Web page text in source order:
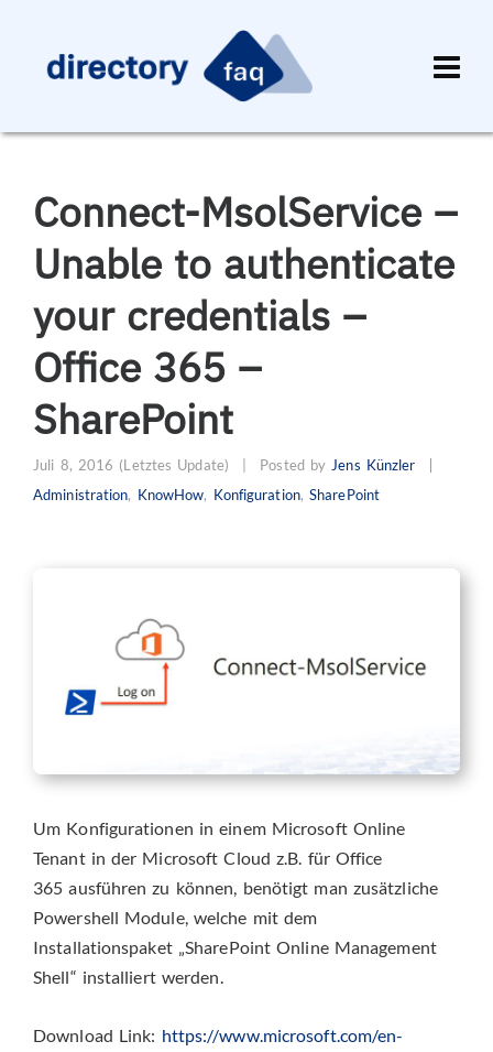
Connect-MsolService –
Unable to authenticate
your credentials –
Office 365 –
SharePoint
Juli 8, 2016 (Letztes Update) Posted by Jens Künzler
Administration, KnowHow, Konfiguration,SharePoint
Um Konfigurationen in einem Microsoft Online
Tenant in der Microsoft Cloud z.B. für Office
365 ausführen zu können, benötigt man zusätzliche
Powershell Module, welche mit dem
Installationspaket „SharePoint Online Management
Shell“ installiert werden.
Download Link: https://www.microsoft.com/en-